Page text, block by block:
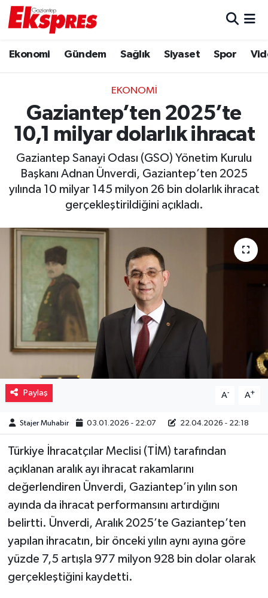
Ekonomi Gündem Sağlık Siyaset Spor
EKONOMI
Gaziantep’ten 2025’te
10,1 milyar dolarlık ihracat
Gaziantep Sanayi Odası (GSO) Yönetim Kurulu
Başkanı Adnan Ünverdi, Gaziantep’ten 2025
yılında 10 milyar 145 milyon 26 bin dolarlık ihracat
gerçekleştirildiğini açıkladı.
Paylaş A- A+
Stajer Muhabir 03.01.2026 - 22:07 22.04.2026 - 22:18
Türkiye İhracatçılar Meclisi (TİM) tarafından
açıklanan aralık ayı ihracat rakamlarını
değerlendiren Ünverdi, Gaziantep’in yılın son
ayında da ihracat performansını artırdığını
belirtti. Ünverdi, Aralık 2025’te Gaziantep’ten
yapılan ihracatın, bir önceki yılın aynı ayına göre
yüzde 7,5 artışla 977 milyon 928 bin dolar olarak
gerçekleştiğini kaydetti.
Ekonomi
Gaziantep son dakika
Genel
Gündem
Haberler
Kültür Sanat
Magazin
Müzik
Piyasa
Resmi İlanlar
Sağlık
Siyaset
Spor
Teknoloji
Türkiye
Video Haber
Trafik Durumu
Puan Durumu ve Fikstür
Tüm Manşetler
Son Dakika Haberleri
Haber Arşivi